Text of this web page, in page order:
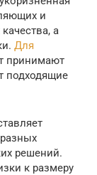
и
а
Для
принимают
подходящие
решений.
к размеру